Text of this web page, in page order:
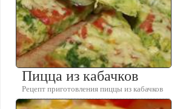
Пицца из кабачков
Рецепт приготовления пиццы из кабачков